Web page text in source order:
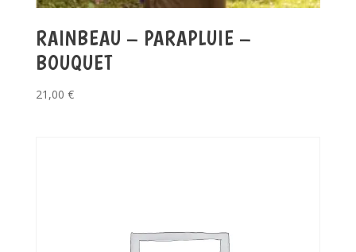
RAINBEAU – PARAPLUIE –
BOUQUET
21,00 €